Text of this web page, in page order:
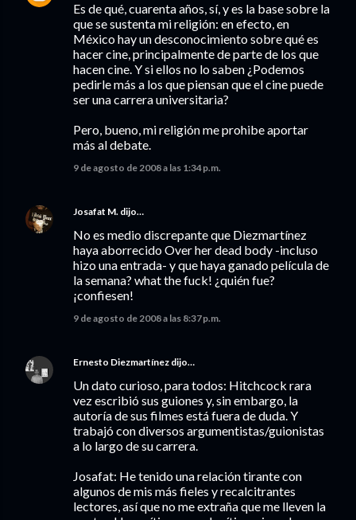
Es de qué, cuarenta años, sí, y es la base sobre la
que se sustenta mi religión: en efecto, en
México hay un desconocimiento sobre qué es
hacer cine, principalmente de parte de los que
hacen cine. Y si ellos no lo saben ¿Podemos
pedirle más a los que piensan que el cine puede
ser una carrera universitaria?
Pero, bueno, mi religión me prohibe aportar
más al debate.
9 de agosto de 2008 a las 1:34 p.m.
Josafat M. dijo…
No es medio discrepante que Diezmartínez
haya aborrecido Over her dead body -incluso
hizo una entrada- y que haya ganado película de
la semana? what the fuck! ¿quién fue?
¡confiesen!
9 de agosto de 2008 a las 8:37 p.m.
Ernesto Diezmartínez dijo…
Un dato curioso, para todos: Hitchcock rara
vez escribió sus guiones y, sin embargo, la
autoría de sus filmes está fuera de duda. Y
trabajó con diversos argumentistas/guionistas
a lo largo de su carrera.
Josafat: He tenido una relación tirante con
algunos de mis más fieles y recalcitrantes
lectores, así que no me extraña que me lleven la